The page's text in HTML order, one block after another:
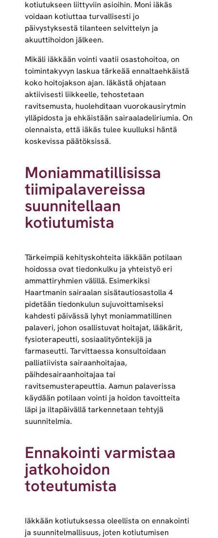
kotiutukseen liittyviin asioihin. Moni iäkäs
voidaan kotiuttaa turvallisesti jo
päivystyksestä tilanteen selvittelyn ja
akuuttihoidon jälkeen.
Mikäli iäkkään vointi vaatii osastohoitoa, on
toimintakyvyn laskua tärkeää ennaltaehkäistä
koko hoitojakson ajan. Iäkästä ohjataan
aktiivisesti liikkeelle, tehostetaan
ravitsemusta, huolehditaan vuorokausirytmin
ylläpidosta ja ehkäistään sairaaladeliriumia. On
olennaista, että iäkäs tulee kuulluksi häntä
koskevissa päätöksissä.
Moniammatillisissa
tiimipalavereissa
suunnitellaan
kotiutumista
Tärkeimpiä kehityskohteita iäkkään potilaan
hoidossa ovat tiedonkulku ja yhteistyö eri
ammattiryhmien välillä. Esimerkiksi
Haartmanin sairaalan sisätautiosastolla 4
pidetään tiedonkulun sujuvoittamiseksi
kahdesti päivässä lyhyt moniammatillinen
palaveri, johon osallistuvat hoitajat, lääkärit,
fysioterapeutti, sosiaalityöntekijä ja
farmaseutti. Tarvittaessa konsultoidaan
palliatiivista sairaanhoitajaa,
päihdesairaanhoitajaa tai
ravitsemusterapeuttia. Aamun palaverissa
käydään potilaan vointi ja hoidon tavoitteita
läpi ja iltapäivällä tarkennetaan tehtyjä
suunnitelmia.
Ennakointi varmistaa
jatkohoidon
toteutumista
Iäkkään kotiutuksessa oleellista on ennakointi
ja suunnitelmallisuus, joten kotiutumisen